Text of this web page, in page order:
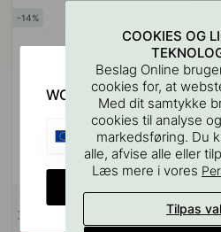
14
114
3M Overfladerengøringsserviet
COOKIES OG
Beslag Online
cookies for, at
Med dit samtykke
cookies til analyse
markedsføring. Du
alle, afvise alle eller
Læs mere i vores
Tilpas
WOULD YOU RATHER
EU